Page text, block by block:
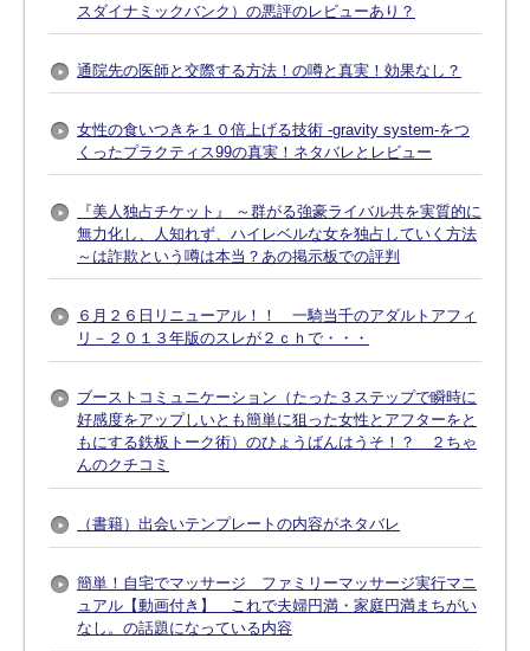
スダイナミックバンク）の悪評のレビューあり？
通院先の医師と交際する方法！の噂と真実！効果なし？
女性の食いつきを１０倍上げる技術 -gravity system-をつ
くったプラクティス99の真実！ネタバレとレビュー
『美人独占チケット』 ～群がる強豪ライバル共を実質的に
無力化し、人知れず、ハイレベルな女を独占していく方法
～は詐欺という噂は本当？あの掲示板での評判
６月２６日リニューアル！！ 一騎当千のアダルトアフィ
リ－２０１３年版のスレが２ｃｈで・・・
ブーストコミュニケーション（たった３ステップで瞬時に
好感度をアップしいとも簡単に狙った女性とアフターをと
もにする鉄板トーク術）のひょうばんはうそ！？ ２ちゃ
んのクチコミ
（書籍）出会いテンプレートの内容がネタバレ
簡単！自宅でマッサージ ファミリーマッサージ実行マニ
ュアル【動画付き】 これで夫婦円満・家庭円満まちがい
なし。の話題になっている内容